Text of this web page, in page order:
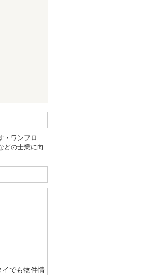
・ワンフロ
どの士業に向
でも物件情